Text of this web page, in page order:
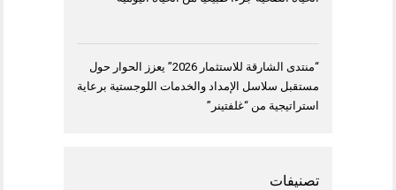
“منتدى الشارقة للاستثمار 2026” يعزز الحوار حول
مستقبل سلاسل الإمداد والخدمات اللوجستية برعاية
استراتيجية من “غلفتينر”
تصنيفات